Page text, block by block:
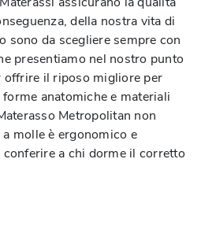
della nostra vita di
da scegliere sempre con
presentiamo nel nostro punto
offrire il riposo migliore per
anatomiche e materiali
Metropolitan non
molle è ergonomico e
a chi dorme il corretto